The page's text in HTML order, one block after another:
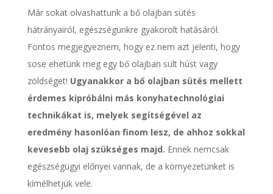
Már sokat olvashattunk a bő olajban sütés
hátrányairól, egészségünkre gyakorolt hatásáról.
Fontos megjegyeznem, hogy ez nem azt jelenti, hogy
sose ehetünk meg egy bő olajban sült húst vagy
zöldséget! Ugyanakkor a bő olajban sütés mellett
érdemes kipróbálni más konyhatechnológiai
technikákat is, melyek segítségével az
eredmény hasonlóan finom lesz, de ahhoz sokkal
kevesebb olaj szükséges majd. Ennek nemcsak
egészségügyi előnyei vannak, de a környezetünket is
kímélhetjük vele.